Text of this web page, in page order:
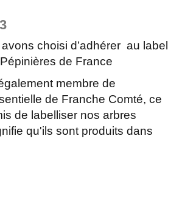
choisi d’adhérer au label
de France
membre de
de Franche Comté, ce
de labelliser nos arbres
qu'ils sont produits dans